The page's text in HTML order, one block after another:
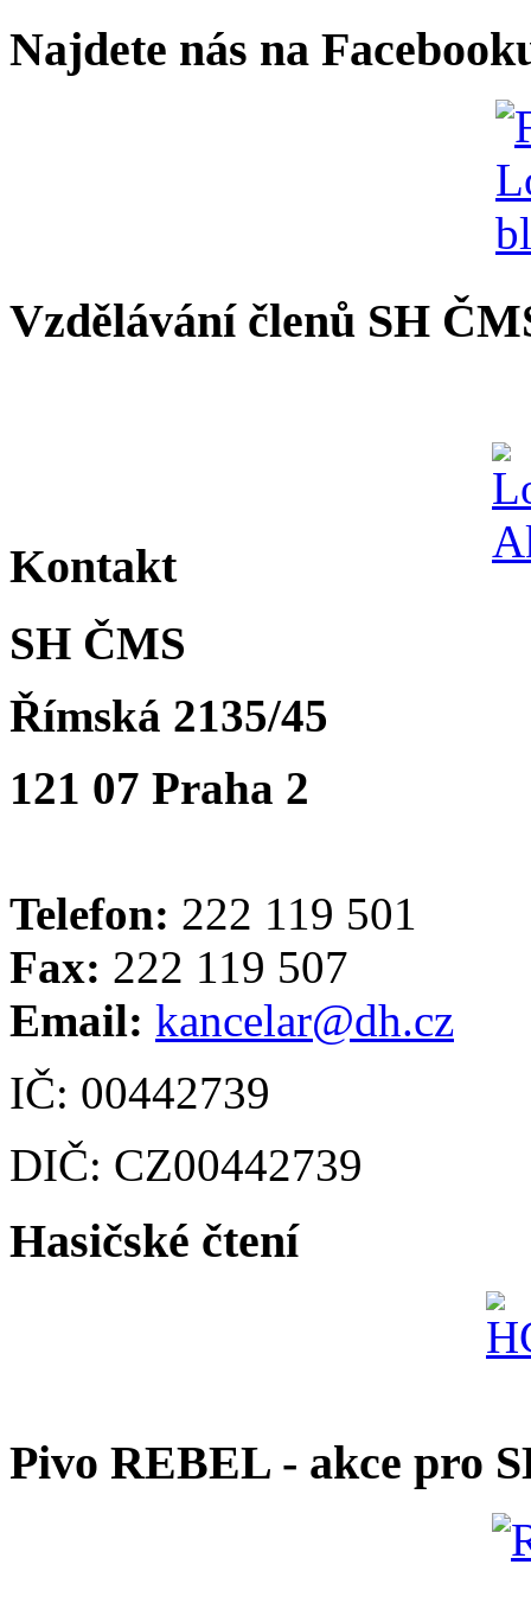
Najdete nás na
Vzdělávání členů SH
Kontakt
SH ČMS
Římská 2135/45
121 07 Praha 2
Telefon: 222 119 501
Fax: 222 119 507
Email: kancelar@dh.cz
IČ: 00442739
DIČ: CZ00442739
Hasičské čtení
Pivo REBEL - akce pro